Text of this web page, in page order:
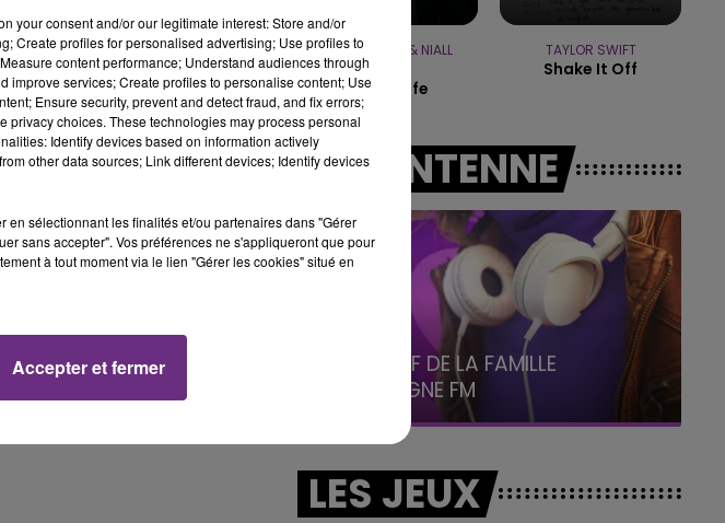
semaine de présence
DE REIMS FERME
du centre-ville
MYLES SMITH & NIALL
HORAN
Drive Safe
TAYLOR SWIFT
Shake It Off
A L'ANTENNE
LE BEST OF DE LA FAMILLE
CHAMPAGNE FM
LES JEUX
your consent and/or our legitimate interest: Store and/or
Create profiles for personalised advertising; Use profiles to
content performance; Understand audiences through
improve services; Create profiles to personalise content; Use
Ensure security, prevent and detect fraud, and fix errors;
choices. These technologies may process personal
Identify devices based on information actively
other data sources; Link different devices; Identify devices
en sélectionnant les finalités et/ou partenaires dans "Gérer
sans accepter". Vos préférences ne s'appliqueront que pour
à tout moment via le lien "Gérer les cookies" situé en
Accepter et fermer